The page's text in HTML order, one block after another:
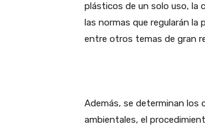
plásticos de un solo uso, la
las normas que regularán
entre otros temas de gran
Además, se determinan los
ambientales, el